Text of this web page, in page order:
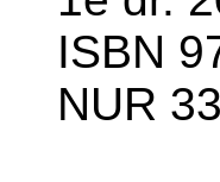
ISBN
NUR